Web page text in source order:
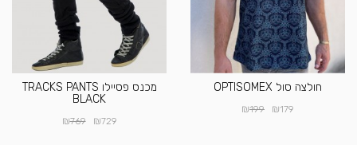
חולצה סול OPTISOMEX
₪179
₪199
מכנס פסיילו TRACKS PANTS
BLACK
₪729
₪769